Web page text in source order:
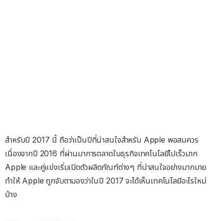
สำหรับปี 2017 นี้ ถือว่าเป็นปีที่น่าสนใจสำหรับ Apple พอสมควร
เนื่องจากปี 2016 ที่ผ่านมาการตลาดในธุรกิจเทคโนโลยีไปเร็วมาก
Apple และคู่แข่งเริ่มเปิดตัวผลิตภัณฑ์ต่างๆ ที่น่าสนใจอย่างมากมาย
ทำให้ Apple ถูกจับตามองว่าในปี 2017 จะได้เห็นเทคโนโลยีอะไรใหม่
บ้าง